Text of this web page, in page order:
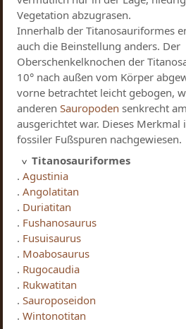
Vegetation abzugrasen.
Innerhalb der Titanosauriformes
auch die Beinstellung anders. Der
Oberschenkelknochen der
10° nach außen vom Körper
vorne betrachtet leicht gebogen,
anderenSauropoden senkrecht
ausgerichtet war. Dieses Merkmal
fossiler Fußspuren nachgewiesen.
Titanosauriformes
.Agustinia
.Angolatitan
. Duriatitan
. Fushanosaurus
. Fusuisaurus
. Moabosaurus
. Rugocaudia
. Rukwatitan
.Sauroposeidon
.Wintonotitan